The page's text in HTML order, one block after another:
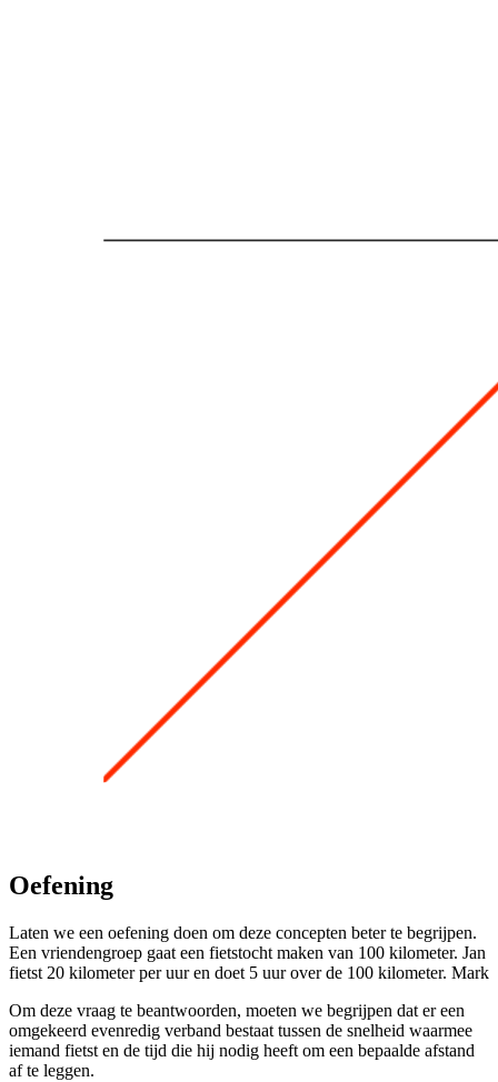
Oefening
Laten we een oefening doen om deze concepten beter te begrijpen.
Een vriendengroep gaat een fietstocht maken van 100 kilometer. Jan
fietst 20 kilometer per uur en doet 5 uur over de 100 kilometer. Mark
Om deze vraag te beantwoorden, moeten we begrijpen dat er een
omgekeerd evenredig verband bestaat tussen de snelheid waarmee
iemand fietst en de tijd die hij nodig heeft om een bepaalde afstand
af te leggen.